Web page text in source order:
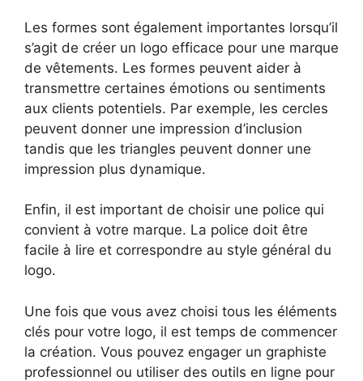
Les formes sont également importantes lorsqu’il
s’agit de créer un logo efficace pour une marque
de vêtements. Les formes peuvent aider à
transmettre certaines émotions ou sentiments
aux clients potentiels. Par exemple, les cercles
peuvent donner une impression d’inclusion
tandis que les triangles peuvent donner une
impression plus dynamique.
Enfin, il est important de choisir une police qui
convient à votre marque. La police doit être
facile à lire et correspondre au style général du
logo.
Une fois que vous avez choisi tous les éléments
clés pour votre logo, il est temps de commencer
la création. Vous pouvez engager un graphiste
professionnel ou utiliser des outils en ligne pour